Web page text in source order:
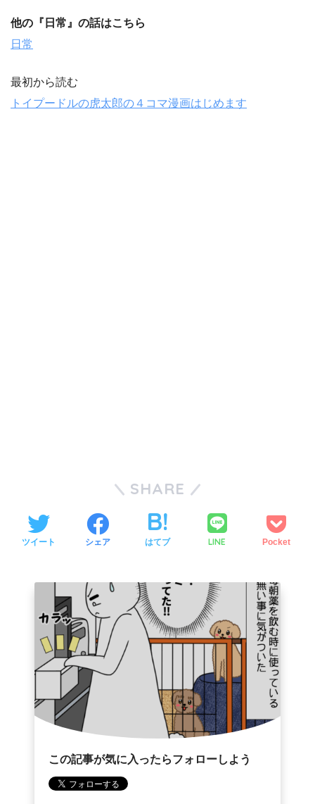
他の『 日常 』の話はこちら
日常
最初から読む
トイプードルの虎太郎の４コマ漫画はじめます
SHARE
ツイート シェア はてブ LINE Pocket
この記事が気に入ったらフォローしよう